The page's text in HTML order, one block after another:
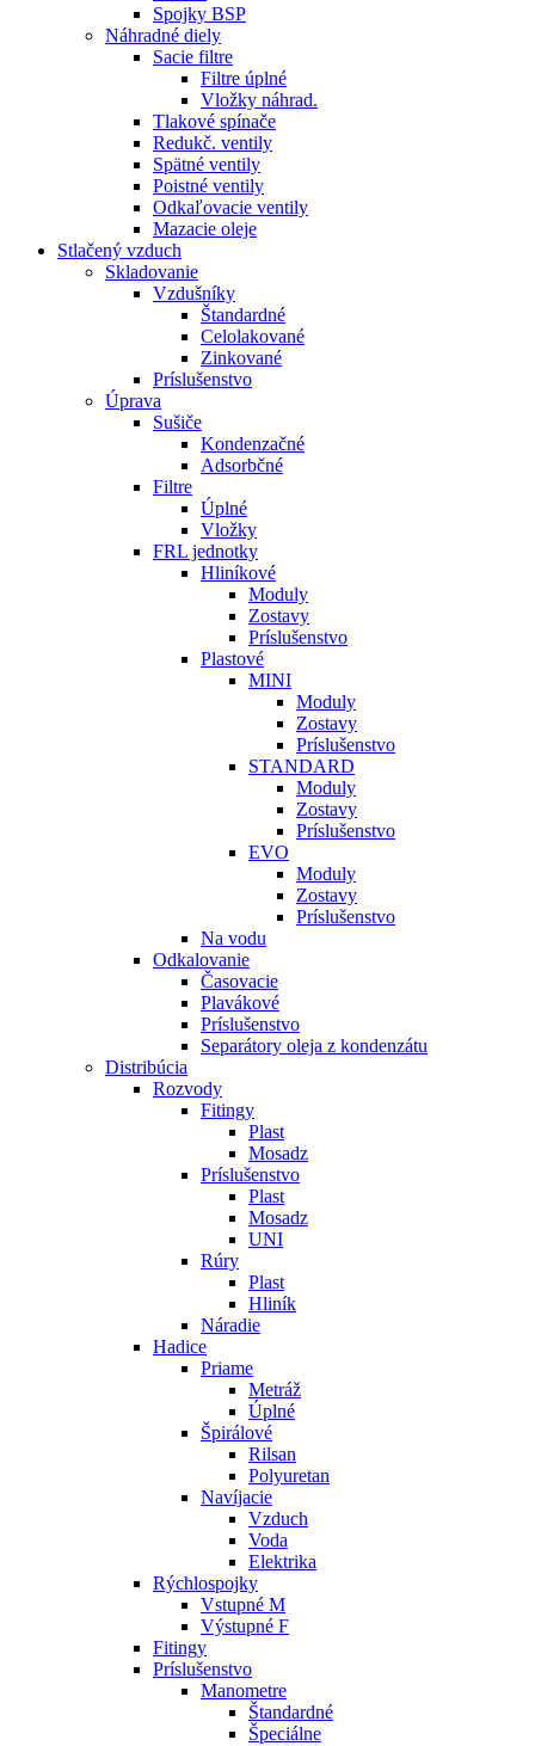
Spojky BSP
Náhradné diely
Sacie filtre
Filtre úplné
Vložky náhrad.
Tlakové spínače
Redukč. ventily
Spätné ventily
Poistné ventily
Odkaľovacie ventily
Mazacie oleje
Stlačený vzduch
Skladovanie
Vzdušníky
Štandardné
Celolakované
Zinkované
Príslušenstvo
Úprava
Sušiče
Kondenzačné
Adsorbčné
Filtre
Úplné
Vložky
FRL jednotky
Hliníkové
Moduly
Zostavy
Príslušenstvo
Plastové
MINI
Moduly
Zostavy
Príslušenstvo
STANDARD
Moduly
Zostavy
Príslušenstvo
EVO
Moduly
Zostavy
Príslušenstvo
Na vodu
Odkalovanie
Časovacie
Plavákové
Príslušenstvo
Separátory oleja z kondenzátu
Distribúcia
Rozvody
Fitingy
Plast
Mosadz
Príslušenstvo
Plast
Mosadz
UNI
Rúry
Plast
Hliník
Náradie
Hadice
Priame
Metráž
Úplné
Špirálové
Rilsan
Polyuretan
Navíjacie
Vzduch
Voda
Elektrika
Rýchlospojky
Vstupné M
Výstupné F
Fitingy
Príslušenstvo
Manometre
Štandardné
Špeciálne